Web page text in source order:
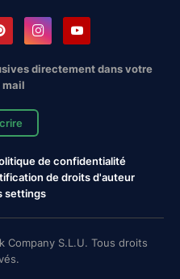
directement dans votre
mail
de confidentialité
de droits d'auteur
settings
S.L.U. Tous droits